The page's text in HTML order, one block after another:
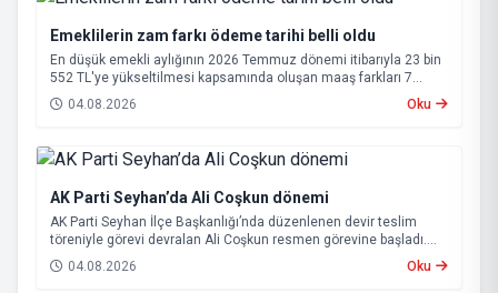
Emeklilerin zam farkı ödeme tarihi belli oldu
En düşük emekli aylığının 2026 Temmuz dönemi itibarıyla 23 bin
552 TL'ye yükseltilmesi kapsamında oluşan maaş farkları 7
Ağustos 2026 tarihinde hesaplara yatırılacak.
04.08.2026 Oku
AK Parti Seyhan’da Ali Coşkun dönemi
AK Parti Seyhan İlçe Başkanlığı’nda düzenlenen devir teslim
töreniyle görevi devralan Ali Coşkun resmen görevine başladı.
Hizmet vurgusu yapan Coşkun, “AK Partili olmak, bu ülkenin her
metrekaresine sevdalı olmaktır” dedi.
04.08.2026 Oku